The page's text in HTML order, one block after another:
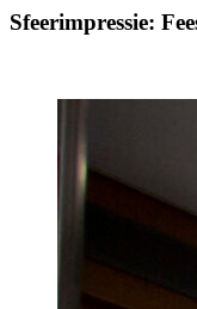
Sfeerimpressie: